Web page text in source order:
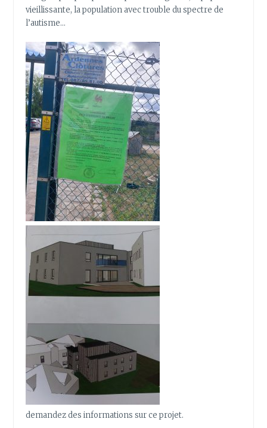
vieillissante, la population avec trouble du spectre de
l’autisme…
demandez des informations sur ce projet.